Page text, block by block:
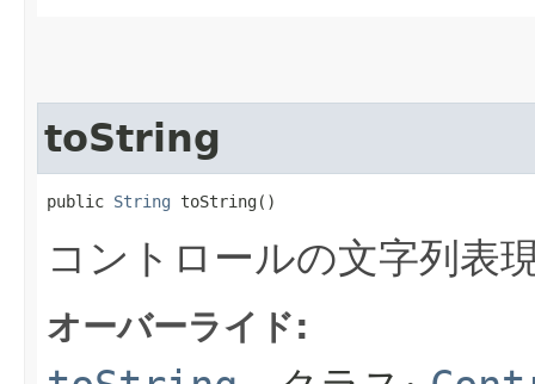
toString
public String toString()
コントロールの文字列表
オーバーライド: